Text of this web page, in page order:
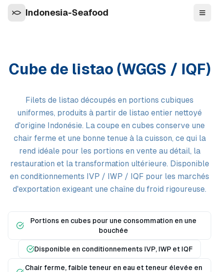
Indonesia-Seafood
Cube de listao (WGGS / IQF)
Filets de listao découpés en portions cubiques
uniformes, produits à partir de listao entier nettoyé
d'origine Indonésie. La coupe en cubes conserve une
chair ferme et une bonne tenue à la cuisson, ce qui la
rend idéale pour les portions en vente au détail, la
restauration et la transformation ultérieure. Disponible
en conditionnements IVP / IWP / IQF pour les marchés
d'exportation exigeant une chaîne du froid rigoureuse.
Portions en cubes pour une consommation en une
bouchée
Disponible en conditionnements IVP, IWP et IQF
Chair ferme, faible teneur en eau et teneur élevée en